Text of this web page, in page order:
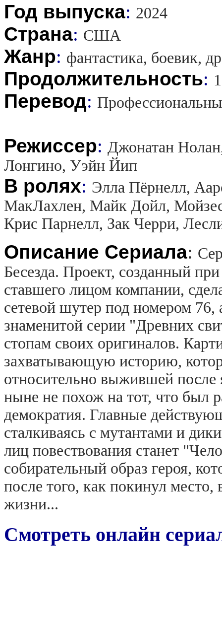
Год выпуска: 2024
Страна: США
Жанр: фантастика, боевик,
Продолжительность:
Перевод:
Режиссер: Джонатан
Лонгино, Уэйн Йип
В ролях: Элла Пёрнелл,
МакЛахлен, Майк Дойл,
Крис Парнелл, Зак Черри,
Описание Сериала:
Бесезда. Проект, созданный
ставшего лицом компании,
сетевой шутер под номером 76,
знаменитой серии "Древних
стопам своих оригиналов.
захватывающую историю,
относительно выжившей после
ныне не похож на тот, что был
демократия. Главные
сталкиваясь с мутантами и
лиц повествования станет
собирательный образ героя,
после того, как покинул
жизни...
Смотреть онлайн